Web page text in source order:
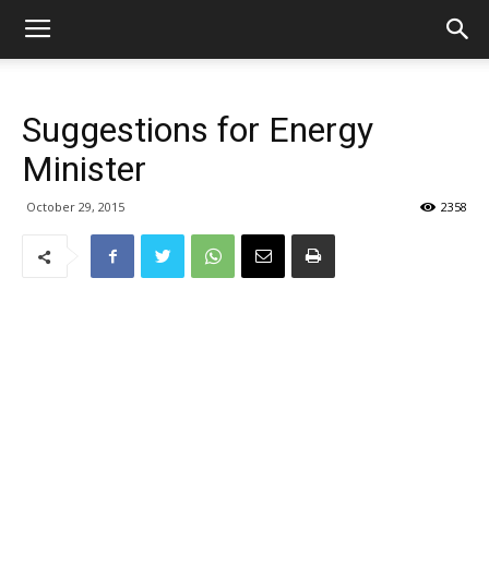
Suggestions for Energy
Minister
October 29, 2015 2358